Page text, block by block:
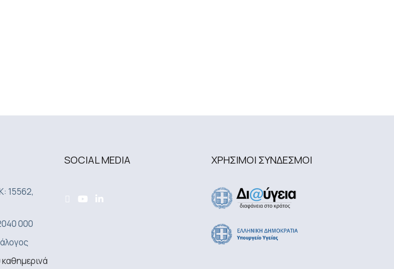
15562,
000
καθημερινά
SOCIAL MEDIA ΧΡΗΣΙΜΟΙ ΣΥΝΔΕΣΜΟΙ